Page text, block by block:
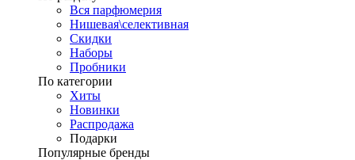
Вся парфюмерия
Нишевая\селективная
Скидки
Наборы
Пробники
По категории
Хиты
Новинки
Распродажа
Подарки
Популярные бренды